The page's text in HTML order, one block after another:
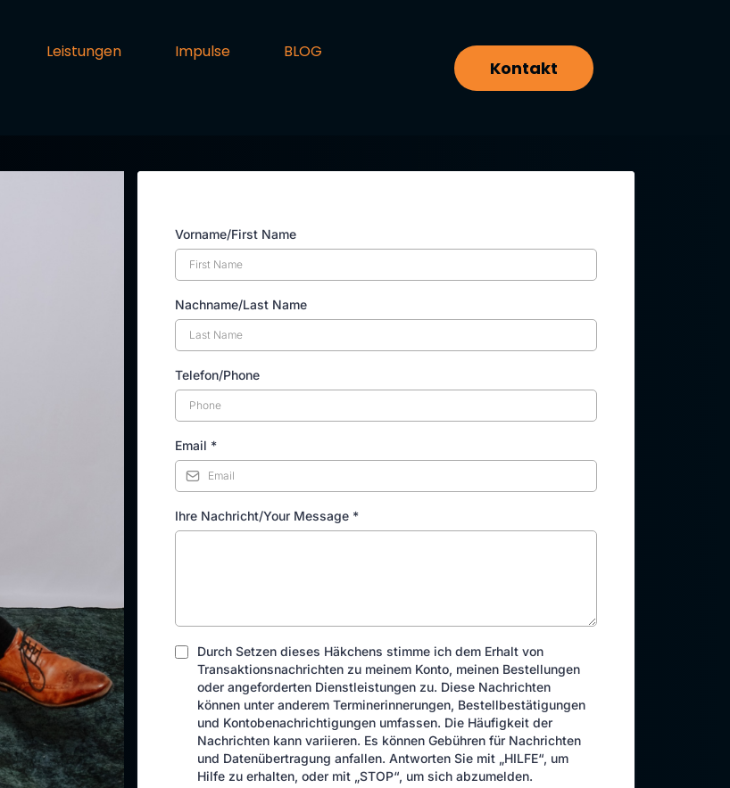
Leistungen Impulse
BLOG
Kontakt
Vorname/First Name
Nachname/Last Name
Telefon/Phone
Email *
Ihre Nachricht/Your Message *
Durch Setzen dieses Häkchens stimme ich dem Erhalt von
Transaktionsnachrichten zu meinem Konto, meinen Bestellungen
oder angeforderten Dienstleistungen zu. Diese Nachrichten
können unter anderem Terminerinnerungen, Bestellbestätigungen
und Kontobenachrichtigungen umfassen. Die Häufigkeit der
Nachrichten kann variieren. Es können Gebühren für Nachrichten
und Datenübertragung anfallen. Antworten Sie mit „HILFE“, um
Hilfe zu erhalten, oder mit „STOP“, um sich abzumelden.